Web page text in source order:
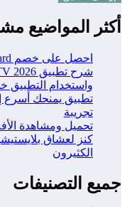
أكثر المواضيع
احصل على خصم RedotPay Card كوبونات حصرية
واستخدام التطبيق
تطبيق يمنحك أسرع
تجريبة
تحميل ومشاهدة
كنز لعشاق
الكثيرون
جميع التصنيفات